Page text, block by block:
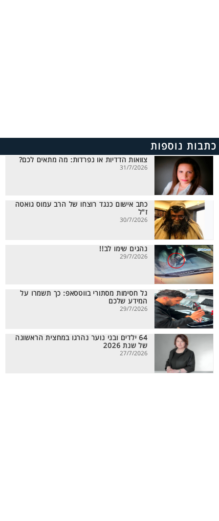
כתבות נוספות
צוואות הדדיות או נפרדות: מה מתאים לכם?
31/7/2026
כתב אישום כנגד רוצחו של הרב עמוס גואטה
ז"ל
30/7/2026
נהגים שימו לב!!
29/7/2026
גל חסימות מסתורי בווטסאפ: כך תשמרו על
המידע שלכם
29/7/2026
64 ילדים ובני נוער נהרגו במחצית הראשונה
של שנת 2026
27/7/2026